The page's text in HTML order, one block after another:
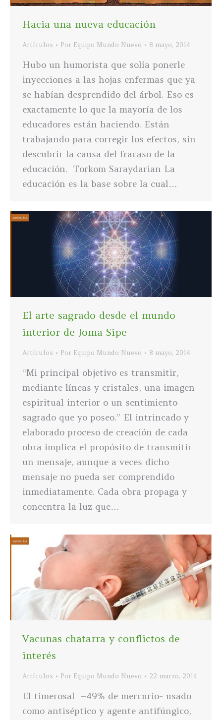
Hacia una nueva educación
Artículos Por Equipo Mundo Nuevo 8 mayo, 2014
Hubo un humorista que solía ponerle
inyecciones a las hojas enfermas que ya
se habían desprendido del árbol. Eso es
exactamente lo que la mayoría de los
educadores están haciendo. Están
trabajando para corregir los efectos, sin
descubrir la causa del fracaso de la
educación. Torkom Saraydarian La
educación es la base sobre la cual…
El arte sagrado desde el mundo
interior de Joma Sipe
Artículos Por Equipo Mundo Nuevo 8 mayo, 2014
“Mi principal objetivo es transmitir,
mediante líneas y cristales, una imagen
espiritual interior o un sentimiento
sagrado que yo poseo.” El intrincado y
elaborado proceso de creación de cada
obra implica el propósito de transmitir
un mensaje, aunque a veces dicho
mensaje no pueda ser comprendido
inmediatamente. Cada obra propaga y
concentra la luz que…
Vacunas chatarra y conflictos de
interés
Artículos Por Equipo Mundo Nuevo 22 marzo, 2014
El timerosal –49% de mercurio- usado
como antiséptico y agente antifúngico,